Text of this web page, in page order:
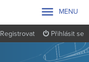
 MENU
Přihlásit se
Registrovat